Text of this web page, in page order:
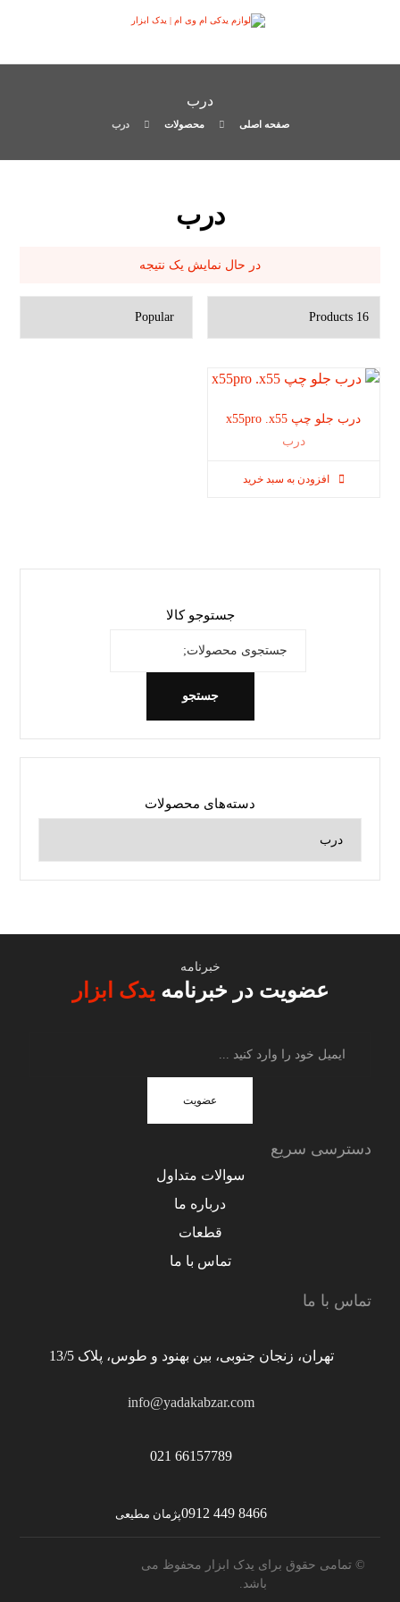
درب
صفحه اصلی محصولات درب
درب
در حال نمایش یک نتیجه
درب جلو چپ x55pro .x55
درب
افزودن به سبد خرید
جستوجو کالا
جستجو
دسته‌های محصولات
خبرنامه
عضویت در خبرنامه یدک ابزار
عضویت
دسترسی سریع
سوالات متداول
درباره ما
قطعات
تماس با ما
تماس با ما
تهران، زنجان جنوبی، بین بهنود و طوس، پلاک 13/5
info@yadakabzar.com
66157789 021
8466 449 0912 پژمان مطیعی
© تمامی حقوق برای یدک ابزار محفوظ می
باشد.